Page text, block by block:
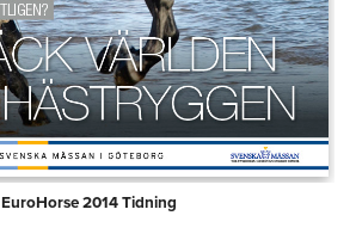
EuroHorse 2014 Tidning